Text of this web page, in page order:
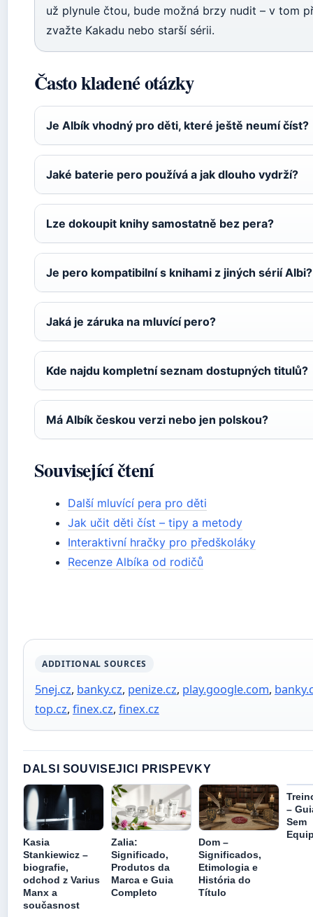
už plynule čtou, bude možná brzy nudit – v tom
zvažte Kakadu nebo starší sérii.
Často kladené otázky
Je Albík vhodný pro děti, které ještě neumí číst?
Jaké baterie pero používá a jak dlouho vydrží?
Lze dokoupit knihy samostatně bez pera?
Je pero kompatibilní s knihami z jiných sérií Albi?
Jaká je záruka na mluvící pero?
Kde najdu kompletní seznam dostupných titulů?
Má Albík českou verzi nebo jen polskou?
Související čtení
Další mluvící pera pro děti
Jak učit děti číst – tipy a metody
Interaktivní hračky pro předškoláky
Recenze Albíka od rodičů
ADDITIONAL SOURCES
5nej.cz, banky.cz, penize.cz, play.google.com,
top.cz, finex.cz, finex.cz
DALSI SOUVISEJICI PRISPEVKY
Kasia
Stankiewicz –
biografie,
odchod z Varius
Manx a
současnost
Zalia:
Significado,
Produtos da
Marca e Guia
Completo
Dom –
Significados,
Etimologia e
História do
Título
–
Sem